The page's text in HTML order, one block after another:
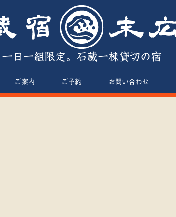
一日一組限定。石蔵一棟貸切の宿
ご案内 ご予約 お問い合わせ